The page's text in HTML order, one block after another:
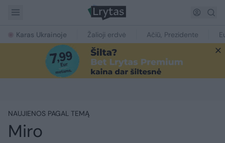
Karas Ukrainoje Žalioji erdvė Ačiū, Prezidente
NAUJIENOS PAGAL TEMĄ
Miro